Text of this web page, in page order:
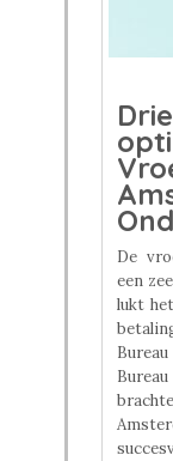
De
een
lukt